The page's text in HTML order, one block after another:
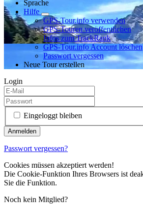
Sprache
Hilfe
GPS-Tour.info verwenden
GPS-Touren veröffentlichen
Infos zum TrackRank
GPS-Tour.info Account löschen
Passwort vergessen
Neue Tour erstellen
Login
Eingeloggt bleiben
Passwort vergessen?
Cookies müssen akzeptiert werden!
Die Cookie-Funktion Ihres Browsers ist
Sie die Funktion.
Noch kein Mitglied?